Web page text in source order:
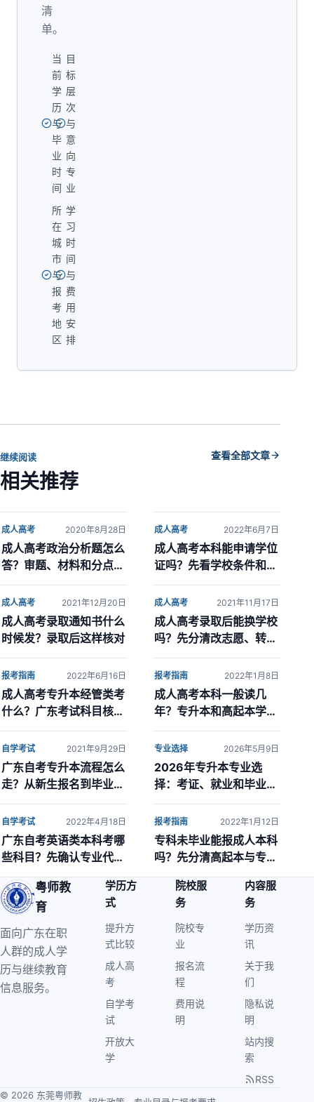
清
单。
当
前
学
历
与
毕
业
时
间
目
标
层
次
与
意
向
专
业
所
在
城
市
与
报
考
地
区
学
习
时
间
与
费
用
安
排
继续阅读
相关推荐
查看全部文章
成人高考
成人高考政治分析题怎么
答？审题、材料和分点作
答方法
2020年8月28日 成人高考
成人高考本科能申请学位
证吗？先看学校条件和申
请时间
2022年6月7日
成人高考
成人高考录取通知书什么
时候发？录取后这样核对
2021年12月20日 成人高考
成人高考录取后能换学校
吗？先分清改志愿、转专
业和退学
2021年11月17日
报考指南
成人高考专升本经管类考
什么？广东考试科目核对
方法
2022年6月16日 报考指南
成人高考本科一般读几
年？专升本和高起本学制
怎么看
2022年1月8日
自学考试
广东自考专升本流程怎么
走？从新生报名到毕业申
请
2021年9月29日 专业选择
2026年专升本专业选
择：考证、就业和毕业难
度怎么平衡
2026年5月9日
自学考试
广东自考英语类本科考哪
些科目？先确认专业代码
和当前计划
2022年4月18日 报考指南
专科未毕业能报成人本科
吗？先分清高起本与专升
本
2022年1月12日
粤师教
育
面向广东在职
人群的成人学
历与继续教育
信息服务。
学历方
式
提升方
式比较
成人高
考
自学考
试
开放大
学
院校服
务
院校专
业
报名流
程
费用说
明
内容服
务
学历资
讯
关于我
们
隐私说
明
站内搜
索
RSS
© 2026 东莞粤师教